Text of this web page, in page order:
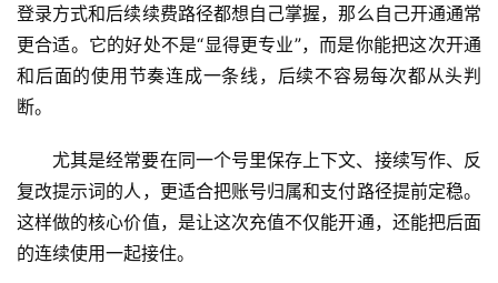
登录方式和后续续费路径都想自己掌握，那么自己开通通常
更合适。它的好处不是“显得更专业”，而是你能把这次开通
和后面的使用节奏连成一条线，后续不容易每次都从头判
断。
尤其是经常要在同一个号里保存上下文、接续写作、反
复改提示词的人，更适合把账号归属和支付路径提前定稳。
这样做的核心价值，是让这次充值不仅能开通，还能把后面
的连续使用一起接住。